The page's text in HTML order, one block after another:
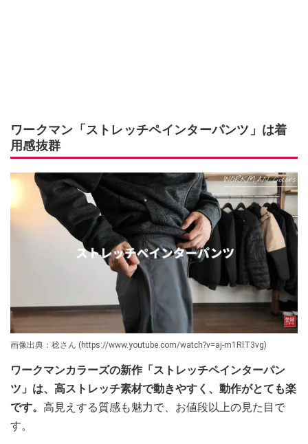
ワークマン「ストレッチペインターパンツ」は着
用感抜群
画像出典：稔さん (https://www.youtube.com/watch?v=aj-m1RlT3vg)
ワークマンカラーズの新作「ストレッチペインターパン
ツ」は、高ストレッチ素材で動きやすく、動作がとても楽
です。 高見えする質感も魅力で、お値段以上の見た目で
す。